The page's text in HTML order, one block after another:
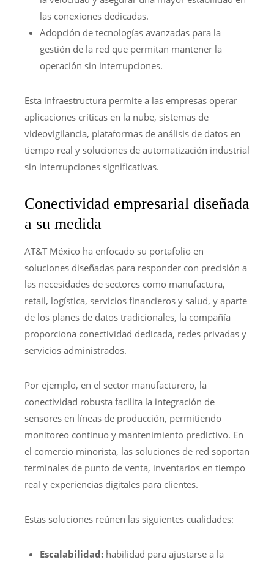
las conexiones dedicadas.
Adopción de tecnologías avanzadas para la
gestión de la red que permitan mantener la
operación sin interrupciones.
Esta infraestructura permite a las empresas operar
aplicaciones críticas en la nube, sistemas de
videovigilancia, plataformas de análisis de datos en
tiempo real y soluciones de automatización industrial
sin interrupciones significativas.
Conectividad empresarial diseñada
a su medida
AT&T México ha enfocado su portafolio en
soluciones diseñadas para responder con precisión a
las necesidades de sectores como manufactura,
retail, logística, servicios financieros y salud, y aparte
de los planes de datos tradicionales, la compañía
proporciona conectividad dedicada, redes privadas y
servicios administrados.
Por ejemplo, en el sector manufacturero, la
conectividad robusta facilita la integración de
sensores en líneas de producción, permitiendo
monitoreo continuo y mantenimiento predictivo. En
el comercio minorista, las soluciones de red soportan
terminales de punto de venta, inventarios en tiempo
real y experiencias digitales para clientes.
Estas soluciones reúnen las siguientes cualidades:
Escalabilidad: habilidad para ajustarse a la